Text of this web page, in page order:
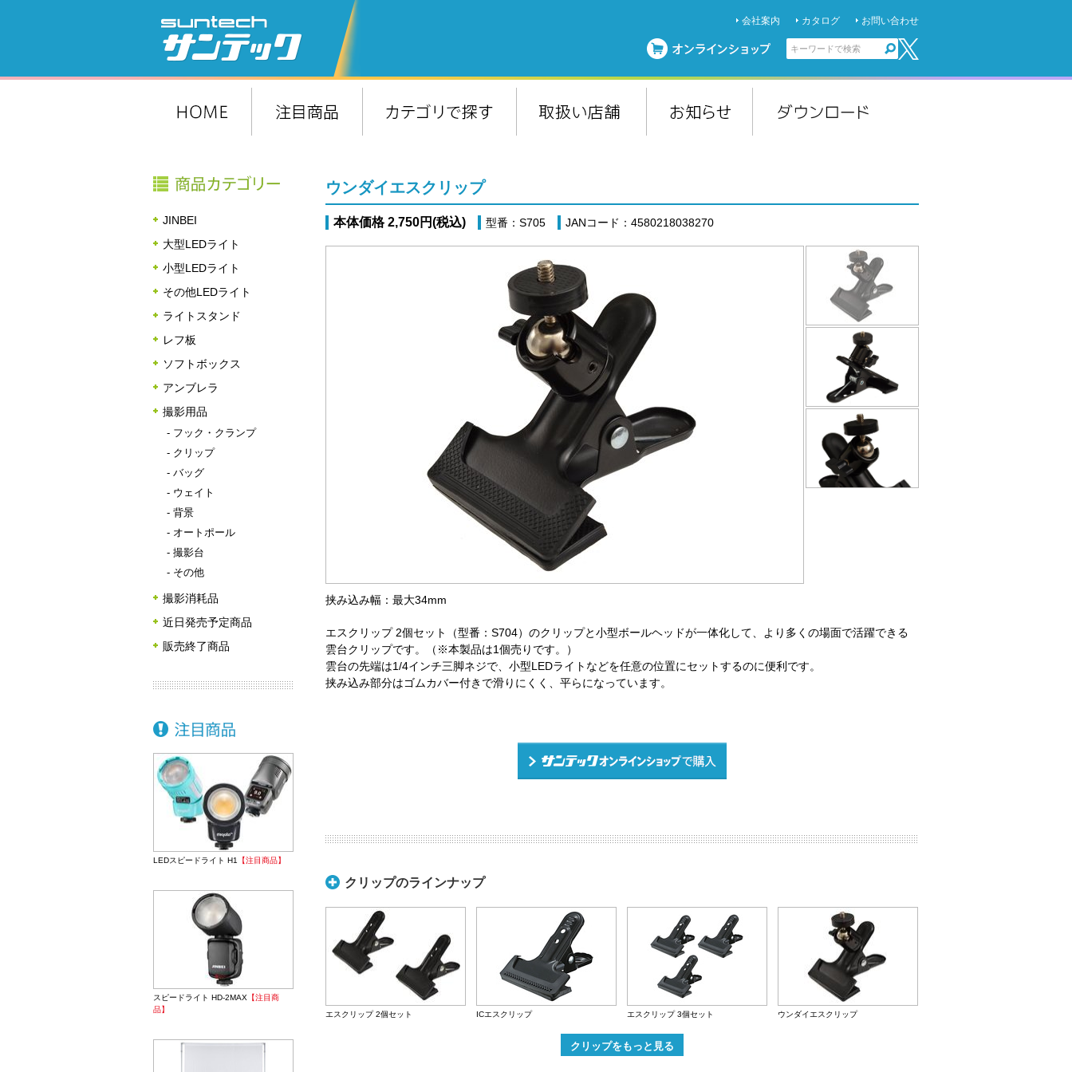
会社案内 カタログ お問い合わせ
ウンダイエスクリップ
本体価格 2,750円(税込) 型番：S705 JANコード：4580218038270
挟み込み幅：最大34mm
エスクリップ 2個セット（型番：S704）のクリップと小型ボールヘッドが一体化して、より多くの場面で活躍できる
雲台クリップです。（※本製品は1個売りです。）
雲台の先端は1/4インチ三脚ネジで、小型LEDライトなどを任意の位置にセットするのに便利です。
挟み込み部分はゴムカバー付きで滑りにくく、平らになっています。
クリップのラインナップ
エスクリップ 2個セット ICエスクリップ エスクリップ 3個セット ウンダイエスクリップ
クリップをもっと見る
JINBEI
大型LEDライト
小型LEDライト
その他LEDライト
ライトスタンド
レフ板
ソフトボックス
アンブレラ
撮影用品
- フック・クランプ
- クリップ
- バッグ
- ウェイト
- 背景
- オートポール
- 撮影台
- その他
撮影消耗品
近日発売予定商品
販売終了商品
LEDスピードライト H1 【注目商品】
スピードライト HD-2MAX 【注目商
品】